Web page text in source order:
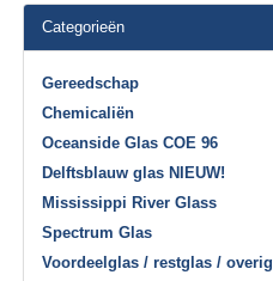
Categorieën
Gereedschap
Chemicaliën
Oceanside Glas COE 96
Delftsblauw glas NIEUW!
Mississippi River Glass
Spectrum Glas
Voordeelglas / restglas / overig